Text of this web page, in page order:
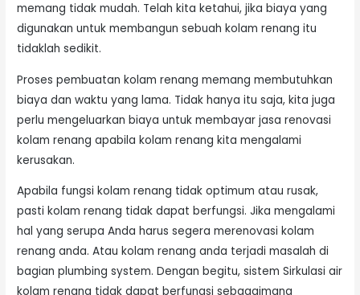
memang tidak mudah. Telah kita ketahui, jika biaya yang
digunakan untuk membangun sebuah kolam renang itu
tidaklah sedikit.
Proses pembuatan kolam renang memang membutuhkan
biaya dan waktu yang lama. Tidak hanya itu saja, kita juga
perlu mengeluarkan biaya untuk membayar jasa renovasi
kolam renang apabila kolam renang kita mengalami
kerusakan.
Apabila fungsi kolam renang tidak optimum atau rusak,
pasti kolam renang tidak dapat berfungsi. Jika mengalami
hal yang serupa Anda harus segera merenovasi kolam
renang anda. Atau kolam renang anda terjadi masalah di
bagian plumbing system. Dengan begitu, sistem Sirkulasi air
kolam renang tidak dapat berfungsi sebagaimana